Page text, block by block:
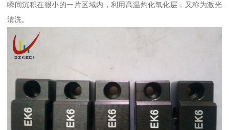
瞬间沉积在很小的一片区域内，利用高温灼化氧化层，又称为激光
清洗。